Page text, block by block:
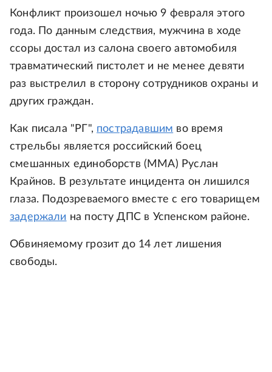
Конфликт произошел ночью 9 февраля этого
года. По данным следствия, мужчина в ходе
ссоры достал из салона своего автомобиля
травматический пистолет и не менее девяти
раз выстрелил в сторону сотрудников охраны и
других граждан.
Как писала "РГ", пострадавшим во время
стрельбы является российский боец
смешанных единоборств (ММА) Руслан
Крайнов. В результате инцидента он лишился
глаза. Подозреваемого вместе с его товарищем
задержали на посту ДПС в Успенском районе.
Обвиняемому грозит до 14 лет лишения
свободы.